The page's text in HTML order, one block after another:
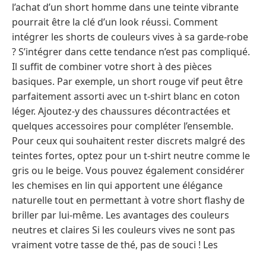
l’achat d’un short homme dans une teinte vibrante
pourrait être la clé d’un look réussi. Comment
intégrer les shorts de couleurs vives à sa garde-robe
? S’intégrer dans cette tendance n’est pas compliqué.
Il suffit de combiner votre short à des pièces
basiques. Par exemple, un short rouge vif peut être
parfaitement assorti avec un t-shirt blanc en coton
léger. Ajoutez-y des chaussures décontractées et
quelques accessoires pour compléter l’ensemble.
Pour ceux qui souhaitent rester discrets malgré des
teintes fortes, optez pour un t-shirt neutre comme le
gris ou le beige. Vous pouvez également considérer
les chemises en lin qui apportent une élégance
naturelle tout en permettant à votre short flashy de
briller par lui-même. Les avantages des couleurs
neutres et claires Si les couleurs vives ne sont pas
vraiment votre tasse de thé, pas de souci ! Les